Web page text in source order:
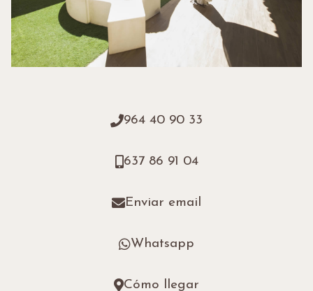
964 40 90 33
637 86 91 04
Enviar email
Whatsapp
Cómo llegar